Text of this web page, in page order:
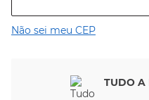
Não sei meu CEP
TUDO A